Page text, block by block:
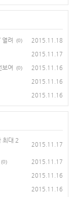
열려 (0) 2015.11.18
2015.11.17
보여 (0) 2015.11.16
2015.11.16
2015.11.16
최대 2
2015.11.17
(0) 2015.11.17
2015.11.16
2015.11.16